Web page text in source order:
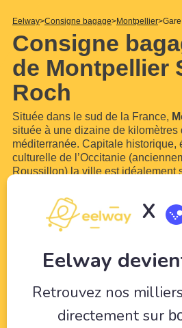
Eelway Consigne bagage Montpellier
Consigne
de Montpellier
Roch
Située dans le sud de la France,
située à une dizaine de kilomètres
méditerranée. Capitale historique,
culturelle de l’Occitanie
Roussillon) la ville est idéalement
et l’Italie. Cette localisation en fait
incontournable pour le tourisme
d’affaires. Découvrez le site de
X
Eelway
Retrouvez nos
directement sur